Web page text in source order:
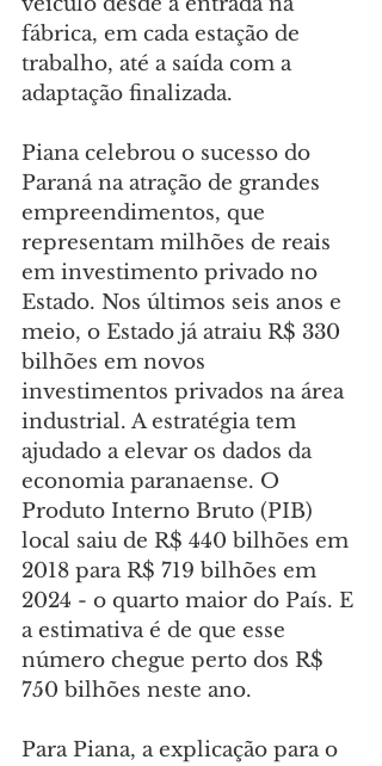
fábrica, em cada estação de
trabalho, até a saída com a
adaptação finalizada.
Piana celebrou o sucesso do
Paraná na atração de grandes
empreendimentos, que
representam milhões de reais
em investimento privado no
Estado. Nos últimos seis anos e
meio, o Estado já atraiu R$ 330
bilhões em novos
investimentos privados na área
industrial. A estratégia tem
ajudado a elevar os dados da
economia paranaense. O
Produto Interno Bruto (PIB)
local saiu de R$ 440 bilhões em
2018 para R$ 719 bilhões em
2024 - o quarto maior do País. E
a estimativa é de que esse
número chegue perto dos R$
750 bilhões neste ano.
Para Piana, a explicação para o